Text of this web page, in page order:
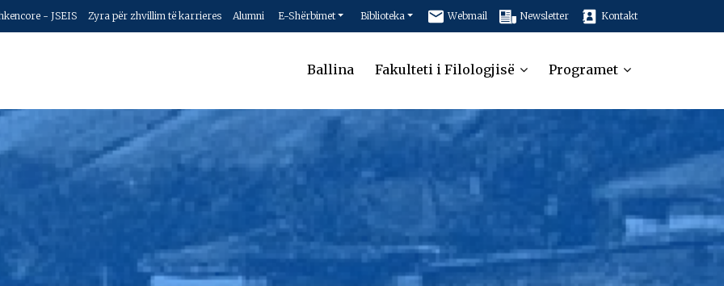
- JSEIS Zyra për zhvillim të karrieres Alumni E-Shërbimet Biblioteka Webmail Newsletter Kontakt
Ballina Fakulteti i Filologjisë Programet